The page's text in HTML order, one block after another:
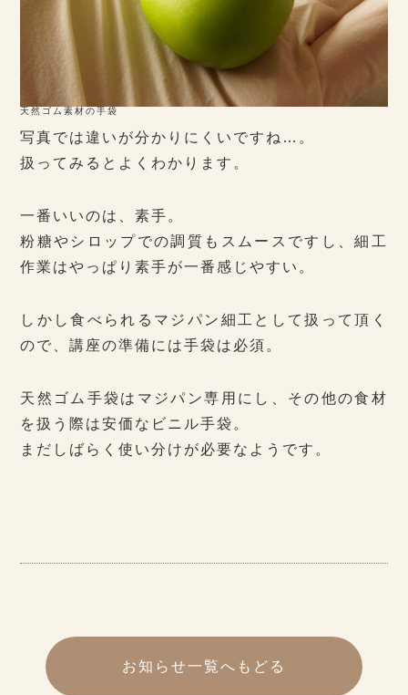
天然ゴム素材の手袋
写真では違いが分かりにくいですね…。
扱ってみるとよくわかります。
一番いいのは、素手。
粉糖やシロップでの調質もスムースですし、細工
作業はやっぱり素手が一番感じやすい。
しかし食べられるマジパン細工として扱って頂く
ので、講座の準備には手袋は必須。
天然ゴム手袋はマジパン専用にし、その他の食材
を扱う際は安価なビニル手袋。
まだしばらく使い分けが必要なようです。
お知らせ一覧へもどる